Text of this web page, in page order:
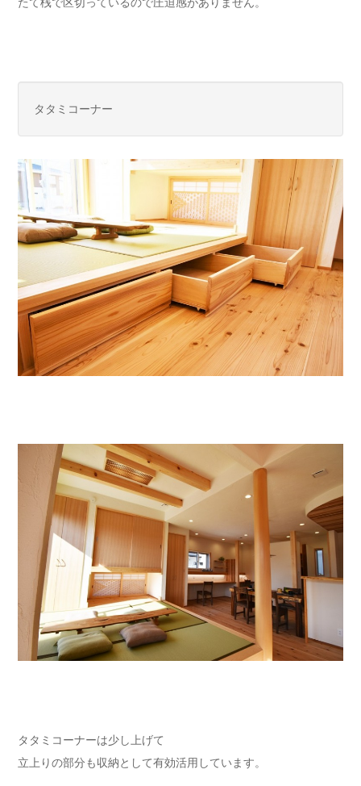
タタミコーナー
タタミコーナーは少し上げて
立上りの部分も収納として有効活用しています。